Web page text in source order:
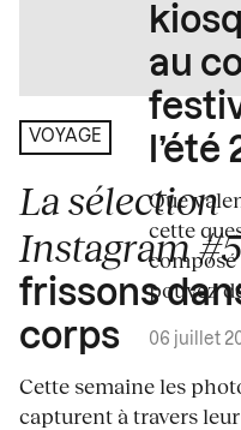
VOYAGE
La sélection
Instagram
frissons
corps
Cette semaine les
capturent à travers
au
l’été
Que
cette
composé
pouvez
06 juillet